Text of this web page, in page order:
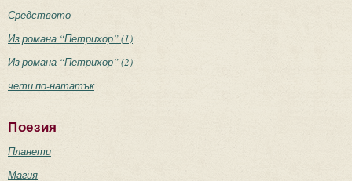
Средството
Из романа “Петрихор” (1)
Из романа “Петрихор” (2)
чети по-нататък
Поезия
Планети
Магия